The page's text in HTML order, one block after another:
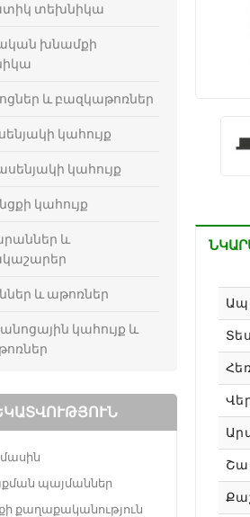
տեխնիկա
խնամքի
և բազկաթոռներ
կահույք
կահույք
կահույք
և
և աթոռներ
կահույք և
պայմաններ
քաղաքականություն